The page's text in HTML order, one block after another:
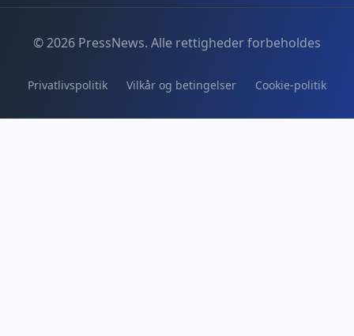
© 2026 PressNews. Alle rettigheder forbeholdes
Privatlivspolitik Vilkår og betingelser Cookie-politik